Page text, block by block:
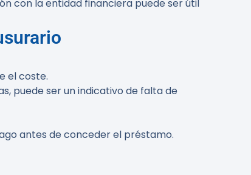
con la entidad financiera puede ser útil
el coste.
puede ser un indicativo de falta de
antes de conceder el préstamo.